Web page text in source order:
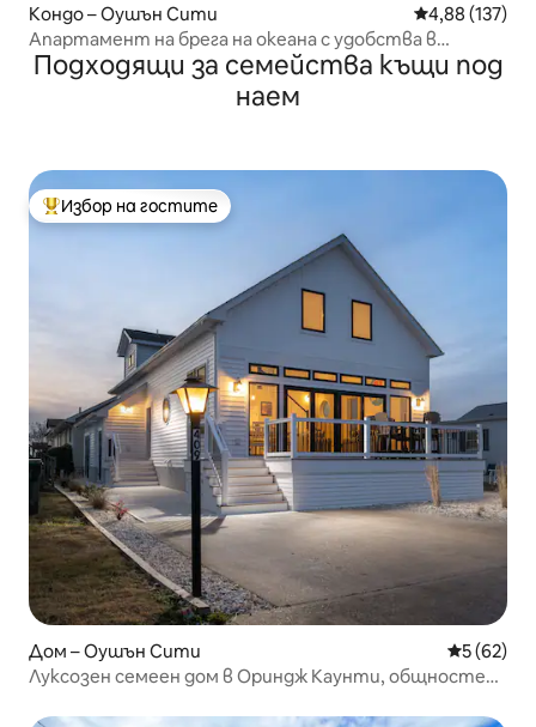
Кондо – Оушън Сити Средна
4,88 (137)
Апартамент на брега на океана с удобства в
курорта 3 спални и 3 басейна
Подходящи за семейства къщи под
наем
Най-популярен избор на гостите
Избор на гостите
Дом – Оушън Сити Средна
5 (62)
Луксозен семеен дом в Ориндж Каунти, общностен